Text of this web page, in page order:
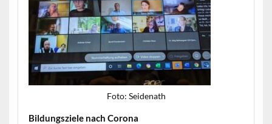
Foto: Sei­de­nath
Bil­dungsziele nach Corona